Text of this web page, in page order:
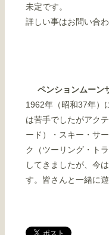
未定です。
詳しい事はお問い合わ
ペンションムーン
1962年（昭和37年）
は苦手でしたがアク
ード）・スキー・サ
ク（ツーリング・ト
してきましたが、今
す。皆さんと一緒に